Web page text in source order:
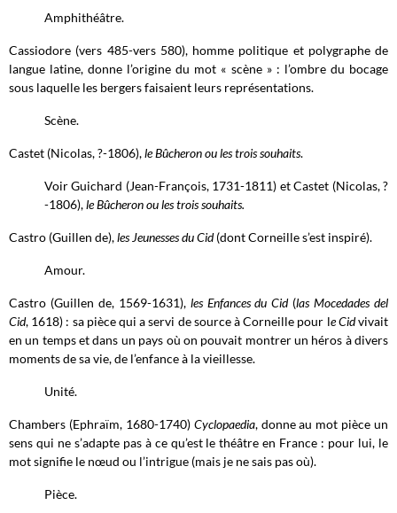
Amphithéâtre.
Cassiodore (vers 485-vers 580), homme politique et polygraphe de
langue latine, donne l’origine du mot « scène » : l’ombre du bocage
sous laquelle les bergers faisaient leurs représentations.
Scène.
Castet (Nicolas, ?-1806),le Bûcheron ou les trois souhaits.
Voir Guichard (Jean-François, 1731-1811) et Castet (Nicolas, ?
-1806),le Bûcheron ou les trois souhaits.
Castro (Guillen de),les Jeunesses du Cid(dont Corneille s’est inspiré).
Amour.
Castro (Guillen de, 1569-1631), les Enfances du Cid(las Mocedades del
Cid, 1618) : sa pièce qui a servi de source à Corneille pour le Cidvivait
en un temps et dans un pays où on pouvait montrer un héros à divers
moments de sa vie, de l’enfance à la vieillesse.
Unité.
Chambers (Ephraïm, 1680-1740) Cyclopaedia, donne au mot pièce un
sens qui ne s’adapte pas à ce qu’est le théâtre en France : pour lui, le
mot signifie le nœud ou l’intrigue (mais je ne sais pas où).
Pièce.